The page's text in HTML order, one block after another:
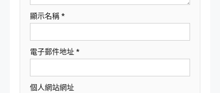
顯示名稱 *
電子郵件地址 *
個人網站網址